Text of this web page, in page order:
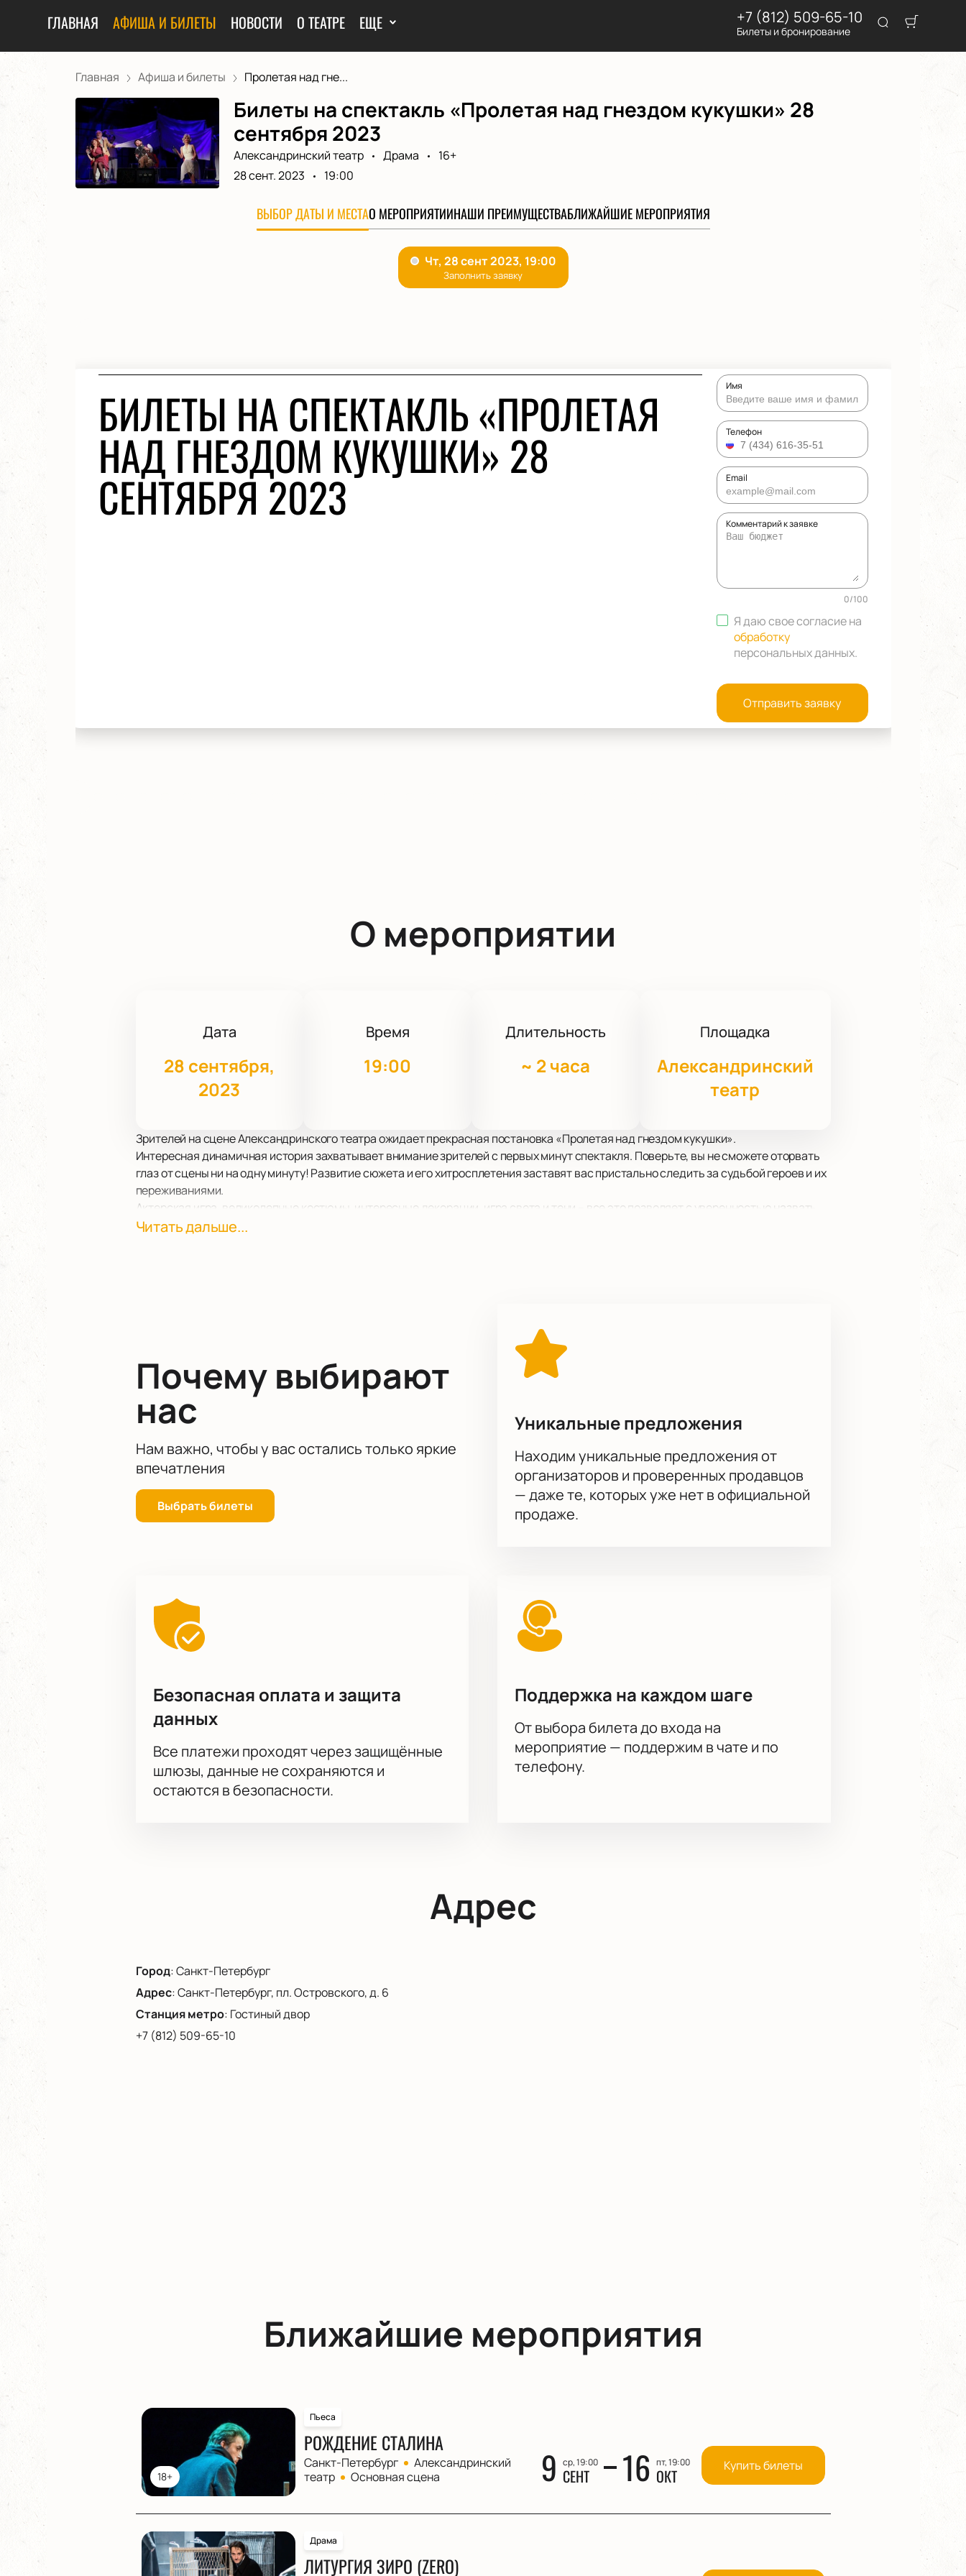
ГЛАВНАЯ АФИША И БИЛЕТЫ НОВОСТИ О ТЕАТРЕ ЕЩЕ +7 (812) 509-65-10
Билеты и бронирование
Главная Афиша и билеты Пролетая над гне...
Билеты на спектакль «Пролетая над гнездом кукушки» 28
сентября 2023
Александринский театр Драма
16+
28 сент. 2023
19:00
ВЫБОР ДАТЫ И МЕСТАО МЕРОПРИЯТИИНАШИ ПРЕИМУЩЕСТВАБЛИЖАЙШИЕ МЕРОПРИЯТИЯ
БИЛЕТЫ НА СПЕКТАКЛЬ «ПРОЛЕТАЯ
НАД ГНЕЗДОМ КУКУШКИ» 28
СЕНТЯБРЯ 2023
Имя
Телефон
Email
Комментарий к заявке
0/100
Я даю свое согласие на
обработку
персональных данных.
Отправить заявку
О мероприятии
Дата
28 сентября,
2023
Время
19:00
Длительность
~ 2 часа
Площадка
Александринский
театр
Зрителей на сцене Александринского театра ожидает прекрасная постановка «Пролетая над гнездом кукушки».
Интересная динамичная история захватывает внимание зрителей с первых минут спектакля. Поверьте, вы не сможете оторвать
глаз от сцены ни на одну минуту! Развитие сюжета и его хитросплетения заставят вас пристально следить за судьбой героев и их
переживаниями.
Актерская игра, великолепные костюмы, интересные декорации, игра света и тени – все это позволяет с уверенностью назвать
спектакль образцом произведения с высочайшим уровнем художественного оформления.
Читать дальше...
Почему выбирают
нас
Нам важно, чтобы у вас остались только яркие
впечатления
Выбрать билеты
Уникальные предложения
Находим уникальные предложения от
организаторов и проверенных продавцов
— даже те, которых уже нет в официальной
продаже.
Безопасная оплата и защита
данных
Все платежи проходят через защищённые
шлюзы, данные не сохраняются и
остаются в безопасности.
Поддержка на каждом шаге
От выбора билета до входа на
мероприятие — поддержим в чате и по
телефону.
Адрес
Город:Санкт-Петербург
Адрес:Санкт-Петербург, пл. Островского, д. 6
Станция метро: Гостиный двор
+7 (812) 509-65-10
Ближайшие мероприятия
18+
Пьеса
РОЖДЕНИЕ СТАЛИНА
Санкт-Петербург
Александринский
театр
Основная сцена 9 ср, 19:00
СЕНТ 16 пт, 19:00
ОКТ Купить билеты
Драма
ЛИТУРГИЯ ЗИРО (ZERO)